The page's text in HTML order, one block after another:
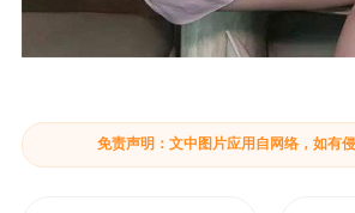
免责声明：文中图片应用自网络，如有